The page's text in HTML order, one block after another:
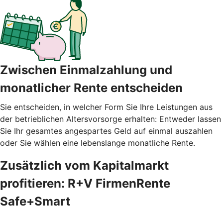
Zwischen Einmalzahlung und
monatlicher Rente entscheiden
Sie entscheiden, in welcher Form Sie Ihre Leistungen aus
der betrieblichen Altersvorsorge erhalten: Entweder lassen
Sie Ihr gesamtes angespartes Geld auf einmal auszahlen
oder Sie wählen eine lebenslange monatliche Rente.
Zusätzlich vom Kapitalmarkt
profitieren: R+V FirmenRente
Safe+Smart